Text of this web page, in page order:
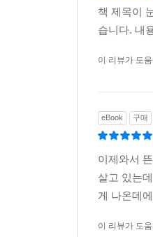
책 제목이
습니다. 내
이 리뷰가 도
eBook 구매
이제와서
살고 있는
게 나온데
이 리뷰가 도